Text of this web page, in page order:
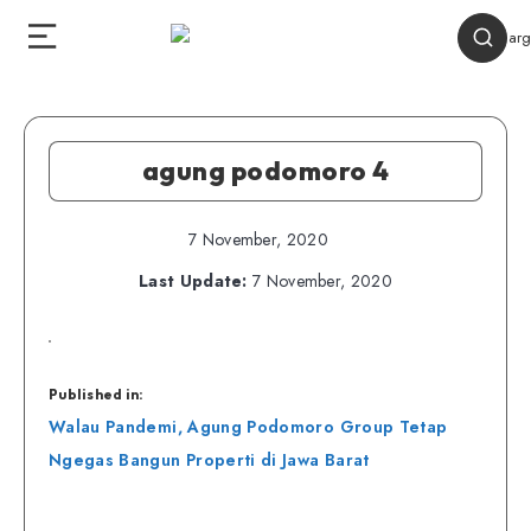
agung podomoro 4
7 November, 2020
Last Update: 7 November, 2020
Published in:
Navigasi
pos
Walau Pandemi, Agung Podomoro Group Tetap
Ngegas Bangun Properti di Jawa Barat